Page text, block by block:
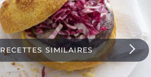
SIMILAIRES